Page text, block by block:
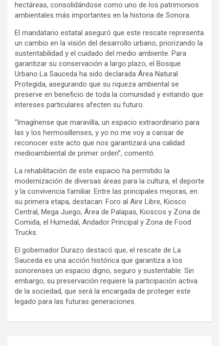
hectáreas, consolidándose como uno de los patrimonios
ambientales más importantes en la historia de Sonora.
El mandatario estatal aseguró que este rescate representa
un cambio en la visión del desarrollo urbano, priorizando la
sustentabilidad y el cuidado del medio ambiente. Para
garantizar su conservación a largo plazo, el Bosque
Urbano La Sauceda ha sido declarada Área Natural
Protegida, asegurando que su riqueza ambiental se
preserve en beneficio de toda la comunidad y evitando que
intereses particulares afecten su futuro.
“Imagínense que maravilla, un espacio extraordinario para
las y los hermosillenses, y yo no me voy a cansar de
reconocer este acto que nos garantizará una calidad
medioambiental de primer orden”, comentó.
La rehabilitación de este espacio ha permitido la
modernización de diversas áreas para la cultura, el deporte
y la convivencia familiar. Entre las principales mejoras, en
su primera etapa, destacan: Foro al Aire Libre, Kiosco
Central, Mega Juego, Área de Palapas, Kioscos y Zona de
Comida, el Humedal, Andador Principal y Zona de Food
Trucks.
El gobernador Durazo destacó que, el rescate de La
Sauceda es una acción histórica que garantiza a los
sonorenses un espacio digno, seguro y sustentable. Sin
embargo, su preservación requiere la participación activa
de la sociedad, que será la encargada de proteger este
legado para las futuras generaciones.